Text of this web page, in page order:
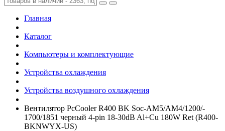
Главная
Каталог
Компьютеры и комплектующие
Устройства охлаждения
Устройства воздушного охлаждения
Вентилятор PcCooler R400 BK Soc-AM5/­AM4/­1200/­
1700/­1851 черный 4-pin 18-30dB Al+­Cu 180W Ret (R400-
BKNWYX-US)